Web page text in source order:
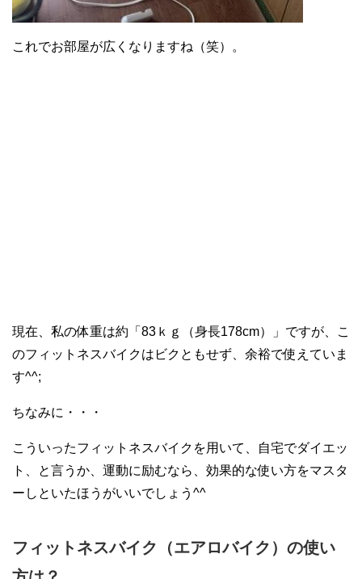
これでお部屋が広くなりますね（笑）。
現在、私の体重は約「83ｋｇ（身長178cm）」ですが、こ
のフィットネスバイクはビクともせず、余裕で使えていま
す^^;
ちなみに・・・
こういったフィットネスバイクを用いて、自宅でダイエッ
ト、と言うか、運動に励むなら、効果的な使い方をマスタ
ーしといたほうがいいでしょう^^
フィットネスバイク（エアロバイク）の使い